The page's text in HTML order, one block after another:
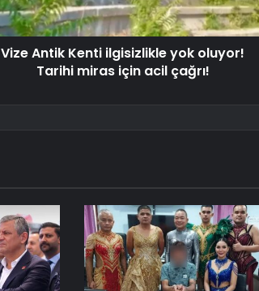
Vize Antik Kenti ilgisizlikle yok oluyor!
Tarihi miras için acil çağrı!